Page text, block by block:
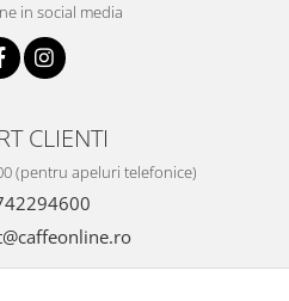
in social media
CLIENTI
(pentru apeluri telefonice)